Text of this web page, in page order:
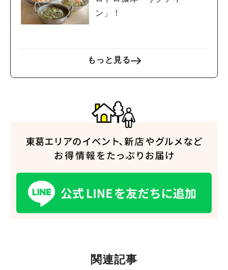
ン」！
もっと見る
関連記事